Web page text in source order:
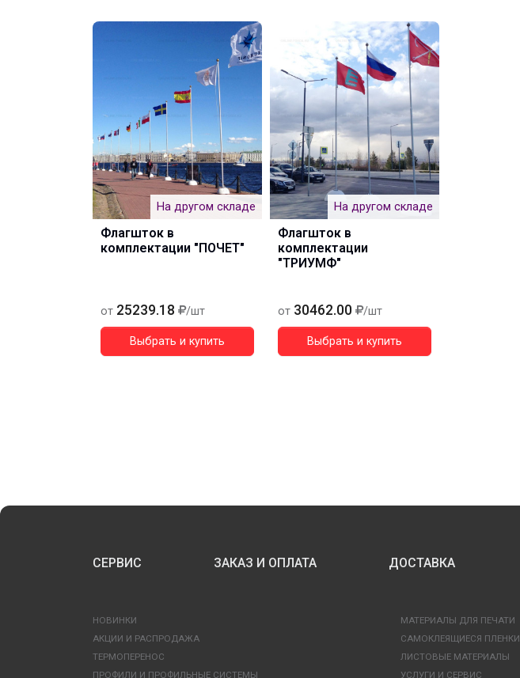
На другом складе
Флагшток в
комплектации "ПОЧЕТ"
от 25239.18 /шт
Выбрать и купить
На другом складе
Флагшток в
комплектации
"ТРИУМФ"
от 30462.00 /шт
Выбрать и купить
СЕРВИС ЗАКАЗ И ОПЛАТА ДОСТАВКА
НОВИНКИ
АКЦИИ И РАСПРОДАЖА
ТЕРМОПЕРЕНОС
МАТЕРИАЛЫ ДЛЯ ПЕЧАТИ
САМОКЛЕЯЩИЕСЯ ПЛЕНКИ
ЛИСТОВЫЕ МАТЕРИАЛЫ
ПРОФИЛИ И ПРОФИЛЬНЫЕ СИСТЕМЫ
УСЛУГИ И СЕРВИС